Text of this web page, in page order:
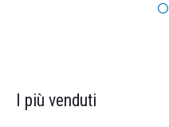
I più venduti